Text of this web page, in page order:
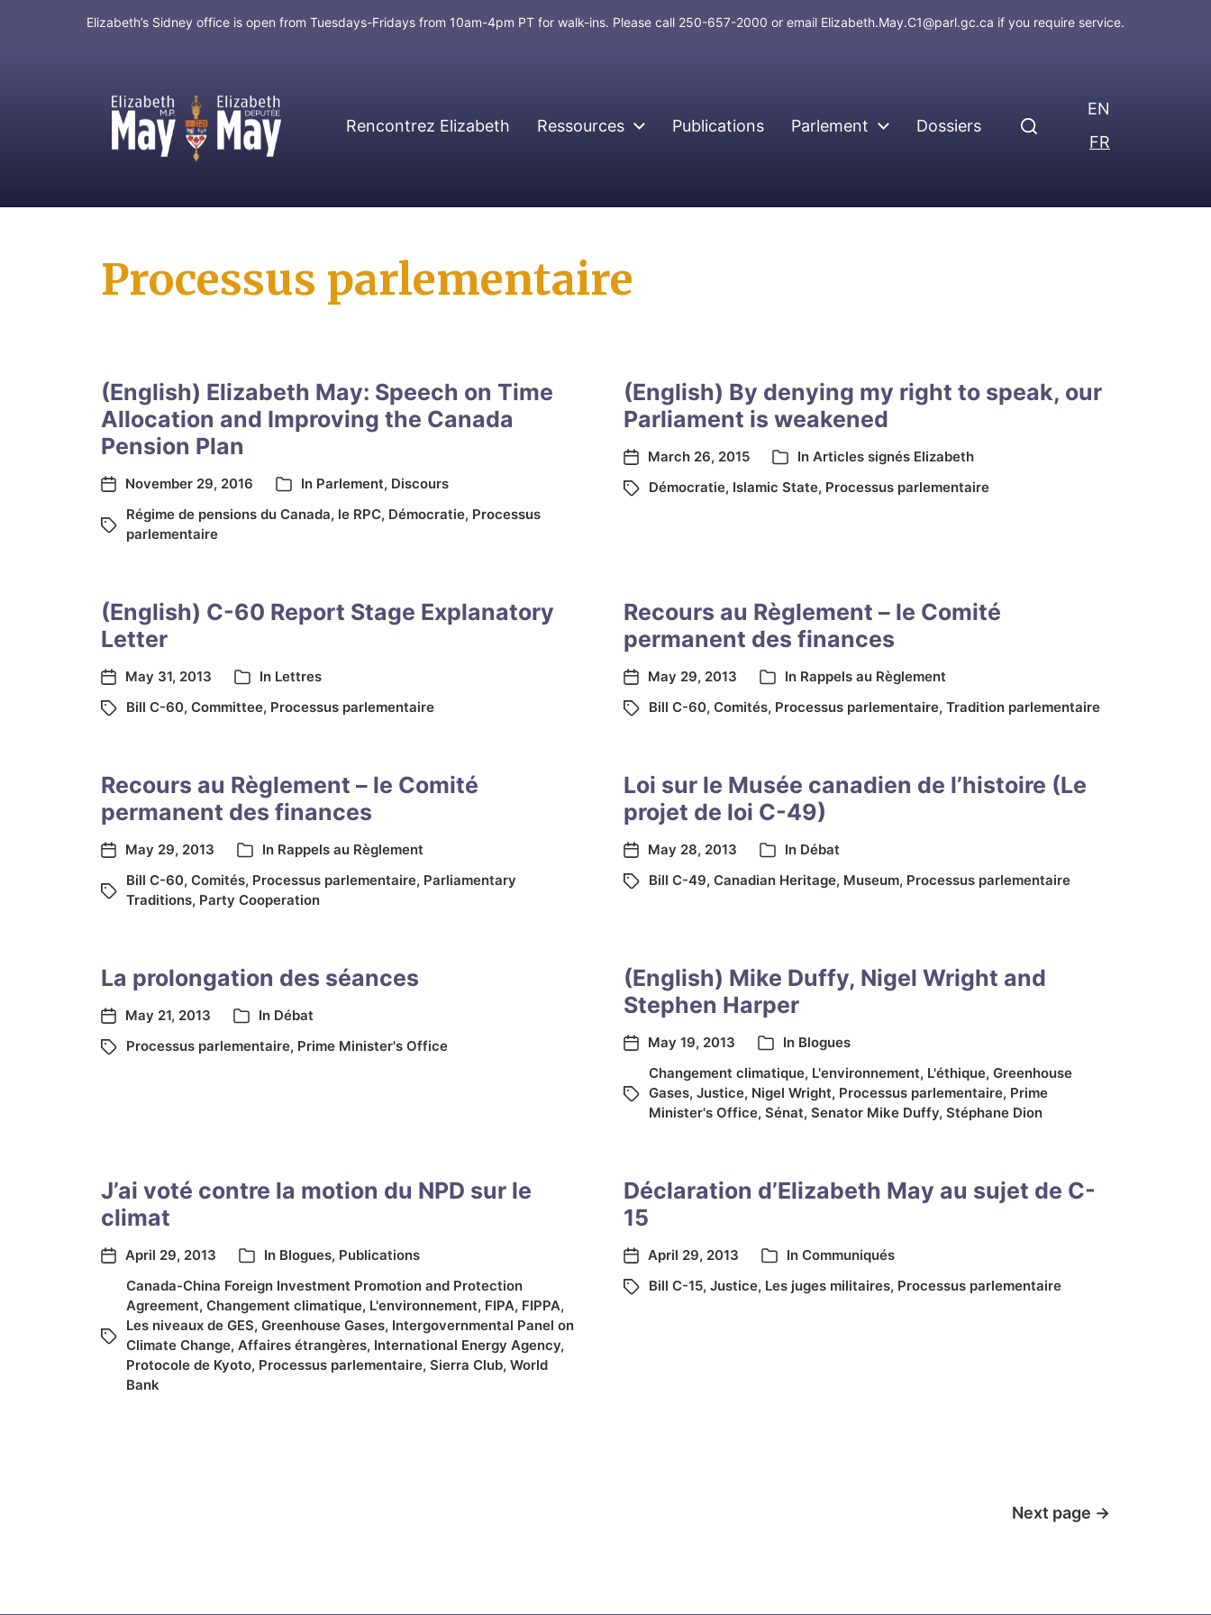
Elizabeth’s Sidney office is open from Tuesdays-Fridays from 10am-4pm PT for walk-ins. Please call 250-657-2000 or email Elizabeth.May.C1@parl.gc.ca if you require service.
MP for Saanich and Gulf Islands Rencontrez Elizabeth Ressources Publications Parlement Dossiers
EN
FR
Processus parlementaire
(English) Elizabeth May: Speech on Time
Allocation and Improving the Canada
Pension Plan
November 29, 2016 In Parlement, Discours
Régime de pensions du Canada, le RPC, Démocratie, Processus
parlementaire
(English) By denying my right to speak, our
Parliament is weakened
March 26, 2015 In Articles signés Elizabeth
Démocratie, Islamic State, Processus parlementaire
(English) C-60 Report Stage Explanatory
Letter
May 31, 2013 In Lettres
Bill C-60, Committee, Processus parlementaire
Recours au Règlement – le Comité
permanent des finances
May 29, 2013 In Rappels au Règlement
Bill C-60, Comités, Processus parlementaire, Tradition parlementaire
Recours au Règlement – le Comité
permanent des finances
May 29, 2013 In Rappels au Règlement
Bill C-60, Comités, Processus parlementaire, Parliamentary
Traditions, Party Cooperation
Loi sur le Musée canadien de l’histoire (Le
projet de loi C-49)
May 28, 2013 In Débat
Bill C-49, Canadian Heritage, Museum, Processus parlementaire
La prolongation des séances
May 21, 2013 In Débat
Processus parlementaire, Prime Minister's Office
(English) Mike Duffy, Nigel Wright and
Stephen Harper
May 19, 2013 In Blogues
Changement climatique, L'environnement, L'éthique, Greenhouse
Gases, Justice, Nigel Wright, Processus parlementaire, Prime
Minister's Office, Sénat, Senator Mike Duffy, Stéphane Dion
J’ai voté contre la motion du NPD sur le
climat
April 29, 2013 In Blogues, Publications
Canada-China Foreign Investment Promotion and Protection
Agreement, Changement climatique, L'environnement, FIPA, FIPPA,
Les niveaux de GES, Greenhouse Gases, Intergovernmental Panel on
Climate Change, Affaires étrangères, International Energy Agency,
Protocole de Kyoto, Processus parlementaire, Sierra Club, World
Bank
Déclaration d’Elizabeth May au sujet de C-
15
April 29, 2013 In Communiqués
Bill C-15, Justice, Les juges militaires, Processus parlementaire
Next page →